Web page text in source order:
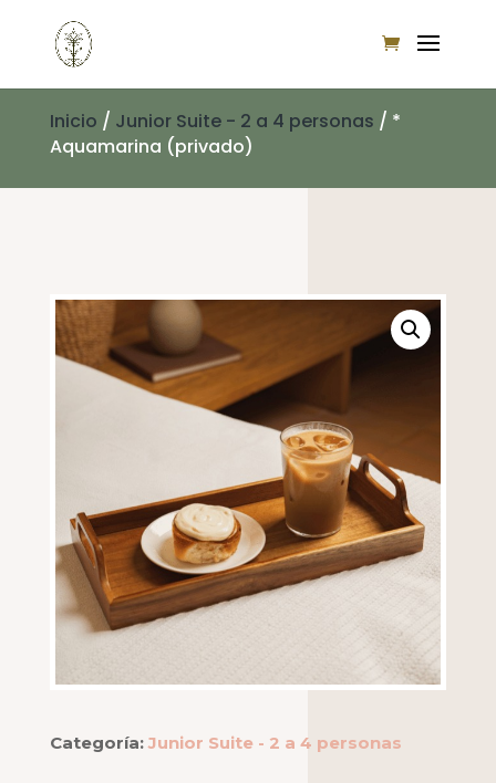
Inicio / Junior Suite - 2 a 4 personas / *
Aquamarina (privado)
Categoría:Junior Suite - 2 a 4 personas